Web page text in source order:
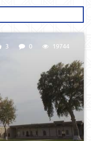
3 0 19744